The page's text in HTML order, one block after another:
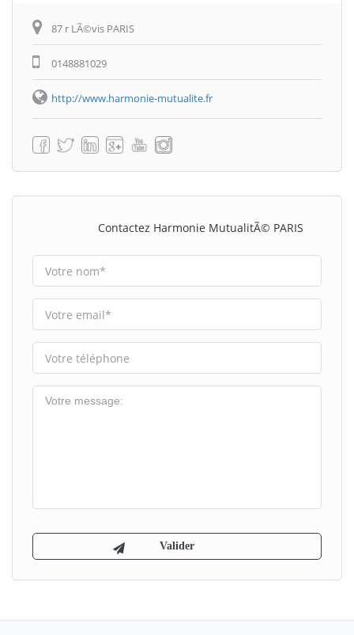
87 r LÃ©vis PARIS
0148881029
http://www.harmonie-mutualite.fr
Contactez Harmonie MutualitÃ© PARIS